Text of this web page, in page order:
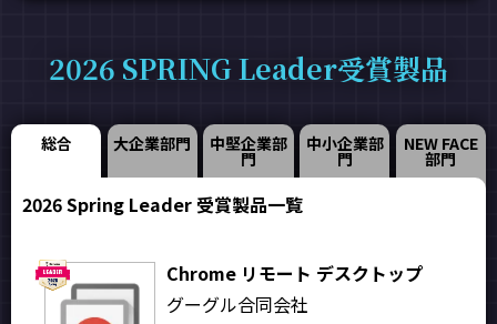
2026 SPRING Leader受賞製品
総合 大企業部門 中堅企業部
門
中小企業部
門
NEW FACE
部門
2026 Spring Leader 受賞製品一覧
Chrome リモート デスクトップ
グーグル合同会社